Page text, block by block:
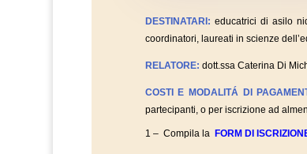
DESTINATARI: educatrici di asilo
coordinatori, laureati in scienze
RELATORE: dott.ssa Caterina Di
COSTI E MODALITÁ DI
partecipanti, o per iscrizione ad
1 – Compila la FORM DI